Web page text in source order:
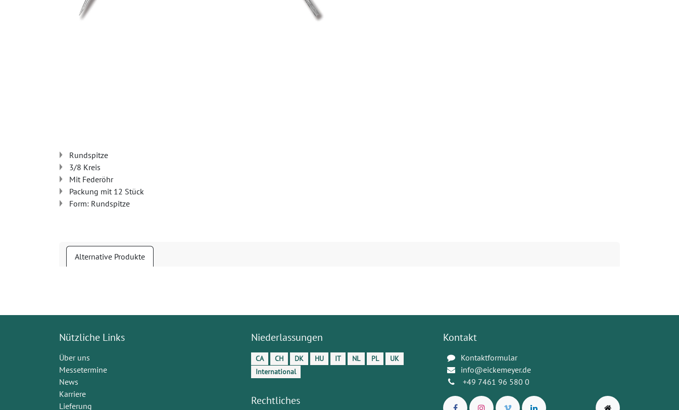
Rundspitze
3/8 Kreis
Mit Federöhr
Packung mit 12 Stück
Form: Rundspitze
Alternative Produkte
Nützliche Links
Über uns
Messetermine
News
Karriere
Lieferung
Niederlassungen
CA CH DK HU IT NL PL
UK
International
Rechtliches
Kontakt
Kontaktformular
info@eickemeyer.de
+49 7461 96 580 0